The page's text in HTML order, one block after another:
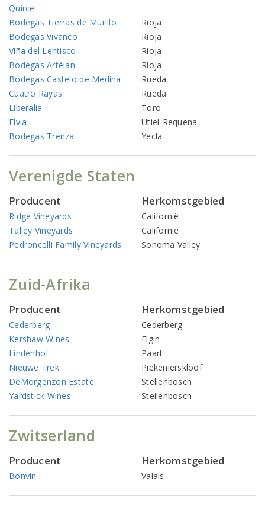
Quirce
Bodegas Tierras de Murillo
Rioja
Bodegas Vivanco
Rioja
Viña del Lentisco
Rioja
Bodegas Artélan
Rioja
Bodegas Castelo de Medina
Rueda
Cuatro Rayas
Rueda
Liberalia
Toro
Elvia
Utiel-Requena
Bodegas Trenza
Yecla
Verenigde Staten
Producent Herkomstgebied
Ridge Vineyards
Californië
Talley Vineyards
Californië
Pedroncelli Family Vineyards
Sonoma Valley
Zuid-Afrika
Producent Herkomstgebied
Cederberg
Cederberg
Kershaw Wines
Elgin
Lindenhof
Paarl
Nieuwe Trek
Piekenierskloof
DeMorgenzon Estate
Stellenbosch
Yardstick Wines
Stellenbosch
Zwitserland
Producent Herkomstgebied
Bonvin Valais